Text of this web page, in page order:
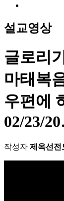
설교영상
글로리
마태복
우편에
02/23/
작성자 제옥선전